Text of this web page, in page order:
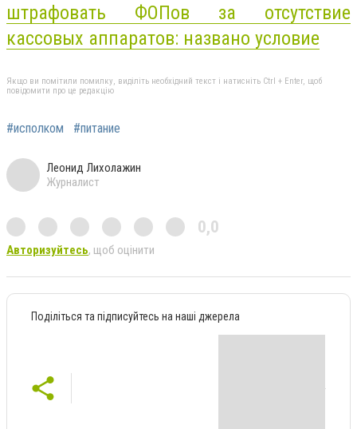
штрафовать ФОПов за отсутствие
кассовых аппаратов: названо условие
Якщо ви помітили помилку, виділіть необхідний текст і натисніть Ctrl + Enter, щоб
повідомити про це редакцію
#исполком #питание
Леонид Лихолажин
Журналист
0,0
Авторизуйтесь, щоб оцінити
Поділіться та підписуйтесь на наші джерела